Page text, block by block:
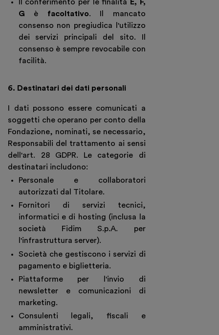
Il conferimento per le finalità
E, F,
G è facoltativo. Il mancato
consenso non pregiudica l'utilizzo
dei servizi principali del sito. Il
consenso è sempre revocabile con
facilità.
6. Destinatari dei dati personali
I dati possono essere comunicati a
soggetti che operano per conto della
Fondazione, nominati, se necessario,
Responsabili del trattamento ai sensi
dell'art. 28 GDPR. Le categorie di
destinatari includono:
Personale e collaboratori
autorizzati dal Titolare.
Fornitori di servizi tecnici,
informatici e di hosting (inclusa la
società Fidim S.p.A. per
l'infrastruttura server).
Società che gestiscono i servizi di
pagamento e biglietteria.
Piattaforme per l'invio di
newsletter e comunicazioni di
marketing.
Consulenti legali, fiscali e
amministrativi.